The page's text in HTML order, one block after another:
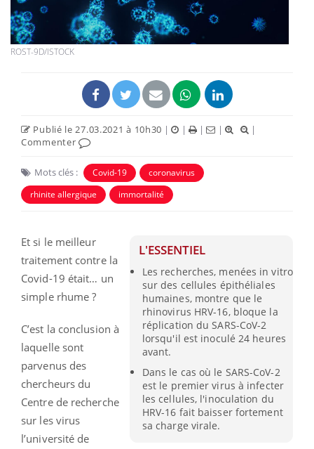
ROST-9D/ISTOCK
Publié le 27.03.2021 à 10h30 | | | |
|
Commenter
Mots clés : Covid-19
coronavirus
rhinite allergique
immortalité
L'ESSENTIEL
Les recherches, menées in vitro
sur des cellules épithéliales
humaines, montre que le
rhinovirus HRV-16, bloque la
réplication du SARS-CoV-2
lorsqu'il est inoculé 24 heures
avant.
Dans le cas où le SARS-CoV-2
est le premier virus à infecter
les cellules, l'inoculation du
HRV-16 fait baisser fortement
sa charge virale.
Et si le meilleur
traitement contre la
Covid-19 était… un
simple rhume ?
C’est la conclusion à
laquelle sont
parvenus des
chercheurs du
Centre de recherche
sur les virus
l’université de